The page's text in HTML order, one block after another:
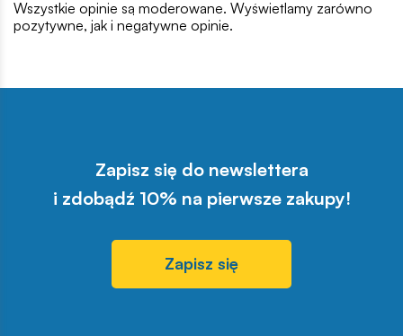
Wszystkie opinie są moderowane. Wyświetlamy zarówno
pozytywne, jak i negatywne opinie.
Zapisz się do newslettera
i zdobądź 10% na pierwsze zakupy!
Zapisz się